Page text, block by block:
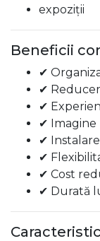
expoziții
Beneficii
✔
✔
✔
✔ Imagine
✔
✔
✔ Cost
✔ Durată